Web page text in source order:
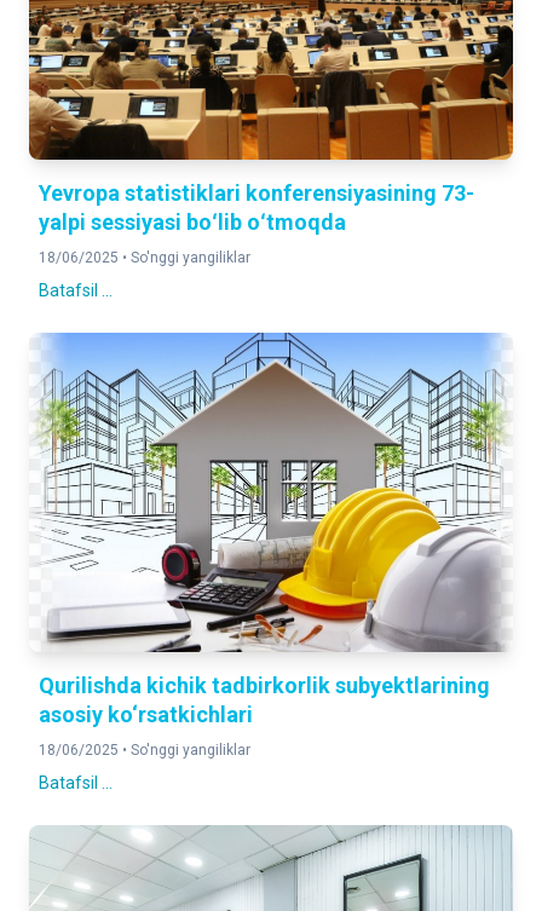
Yevropa statistiklari konferensiyasining 73-
yalpi sessiyasi boʻlib oʻtmoqda
18/06/2025 • So'nggi yangiliklar
Batafsil ...
Qurilishda kichik tadbirkorlik subyektlarining
asosiy ko‘rsatkichlari
18/06/2025 • So'nggi yangiliklar
Batafsil ...